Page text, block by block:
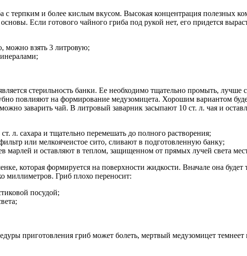
с терпким и более кислым вкусом. Высокая концентрация полезных
Если готового чайного гриба под рукой нет, его придется
можно взять 3 литровую;
стерильность банки. Ее необходимо тщательно промыть,
повлияют на формирование медузомицета. Хорошим вариантом
заварить чай. В литровый заварник засыпают 10 ст. л. чая и
л. сахара и тщательно перемешать до полного растворения;
или мелкоячеистое сито, сливают в подготовленную банку;
марлей и оставляют в теплом, защищенном от прямых лучей света
которая формируется на поверхности жидкости. Вначале она будет
миллиметров. Гриб плохо переносит:
посудой;
приготовления гриб может болеть, мертвый медузомицет темнеет